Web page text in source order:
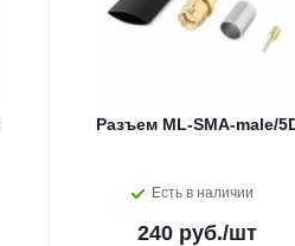
Разъем ML-SMA-male/
Есть в наличии
240 руб./шт